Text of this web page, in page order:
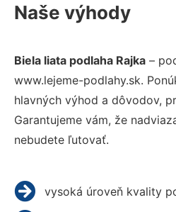
Naše výhody
Biela liata podlaha Rajka –
www.lejeme-podlahy.sk.
hlavných výhod a dôvodov,
Garantujeme vám, že
nebudete ľutovať.
vysoká úroveň kvality